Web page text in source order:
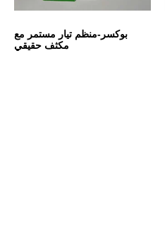
بوكسر-منظم تيار مستمر مع
مكثف حقيقي